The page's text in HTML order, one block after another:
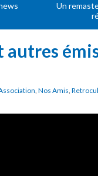
Un
autres
, Nos Amis,